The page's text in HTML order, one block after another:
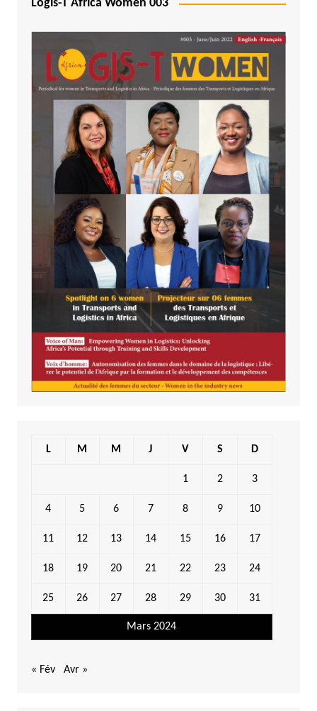
Logis-T Africa Women 003
Mars 2024
L M M J V S D
1 2 3
4 5 6 7 8 9 10
11 12 13 14 15 16 17
18 19 20 21 22 23 24
25 26 27 28 29 30 31
« Fév Avr »